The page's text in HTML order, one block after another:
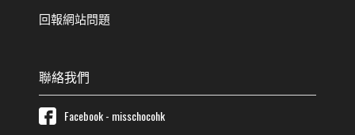
回報網站問題
聯絡我們
Facebook - misschocohk